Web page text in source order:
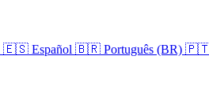
🇪🇸 Español 🇧🇷 Português (BR)